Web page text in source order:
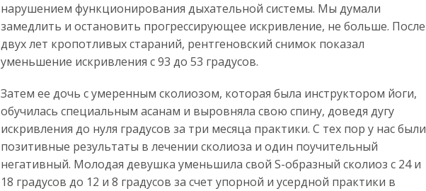
нарушением функционирования дыхательной системы. Мы думали
замедлить и остановить прогрессирующее искривление, не больше. После
двух лет кропотливых стараний, рентгеновский снимок показал
уменьшение искривления с 93 до 53 градусов.
Затем ее дочь с умеренным сколиозом, которая была инструктором йоги,
обучилась специальным асанам и выровняла свою спину, доведя дугу
искривления до нуля градусов за три месяца практики. С тех пор у нас были
позитивные результаты в лечении сколиоза и один поучительный
негативный. Молодая девушка уменьшила свой S-образный сколиоз с 24 и
18 градусов до 12 и 8 градусов за счет упорной и усердной практики в